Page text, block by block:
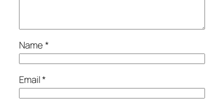
Name*
Email*